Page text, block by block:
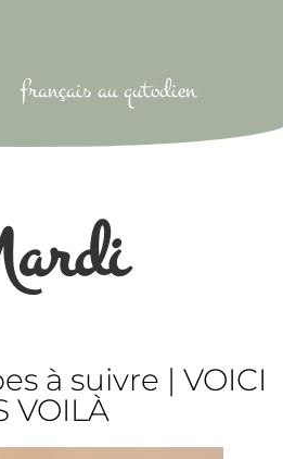
français au qutodien
à suivre | VOICI
VOILÀ